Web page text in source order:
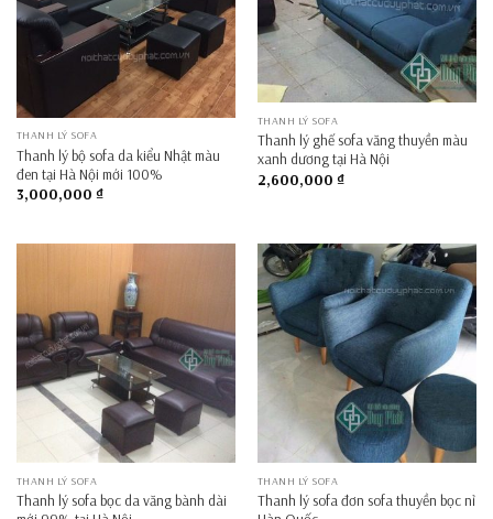
THANH LÝ SOFA
Thanh lý bộ sofa da kiểu Nhật màu
đen tại Hà Nội mới 100%
3,000,000 ₫
THANH LÝ SOFA
Thanh lý ghế sofa văng thuyền màu
xanh dương tại Hà Nội
2,600,000 ₫
THANH LÝ SOFA
Thanh lý sofa bọc da văng bành dài
THANH LÝ SOFA
Thanh lý sofa đơn sofa thuyền bọc nỉ